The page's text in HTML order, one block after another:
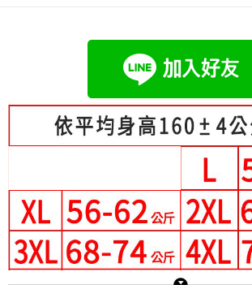
4.訂單成立30分鐘內，如未前往確認交易或遇審核未
消。如遇「轉專審核」未通過狀況，表示未達大哥付
1.分期款項不併入電信帳單，「大哥付你分期」於每
醒簡訊。
2.透過簡訊連結打開帳單後，可選擇「超商條碼／台
帳／街口支付／iPASS MONEY」等通路繳費。
1.本服務係由「台灣大哥大股份有限公司」（以下簡
用戶於交易時，得透過本服務購買商品或服務，並由
買賣價金債權讓與本公司後，依約使用本公司帳單繳交
2.基於同意付款使用「大哥付你分期」之契約關係目
資料（包含姓名、電話或地址）提供予台灣大哥大進
由本公司與您本人進行分期帳單所需資料之確認、核
3.完整用戶服務條款，請詳閱以下連結：
１．簡單：不需註冊會員、不需綁卡、不需儲值。
２．便利：只要手機號碼，簡訊認證，即可結帳。
３．安心：先確認商品／服務後，再付款。
【「AFTEE先享後付」結帳流程】
１．於結帳方式選擇「AFTEE先享後付」後，將跳轉
結帳頁面，進行簡訊認證並確認金額後，即可完成結
３．收到繳費通知簡訊後14天內，點擊此簡訊中的連
ATM／網路銀行／等多元方式進行付款，方視為交易
※ 請注意：結帳手續完成當下不需立刻繳費，但若您
購買商品的店家。未經商家同意取消之訂單仍視為有
後付繳納相關費用。
※ 交易是否成功請以「AFTEE先享後付 」之結帳頁面
是否繳費成功／繳費後需取消欲退款等相關疑問，請
客戶支援中心」https://netprotections.freshdesk.com/
「Hami Point」為中華電信所提供之點數服務，可於
會員帳號後，即可在購物車使用 Hami Point 折抵消費
運送方式
全家付款取貨
每筆NT$80，滿NT$699(含以上)免運費
付款後全家取貨
每筆NT$80，滿NT$699(含以上)免運費
萊爾富取貨付款
每筆NT$80，滿NT$699(含以上)免運費